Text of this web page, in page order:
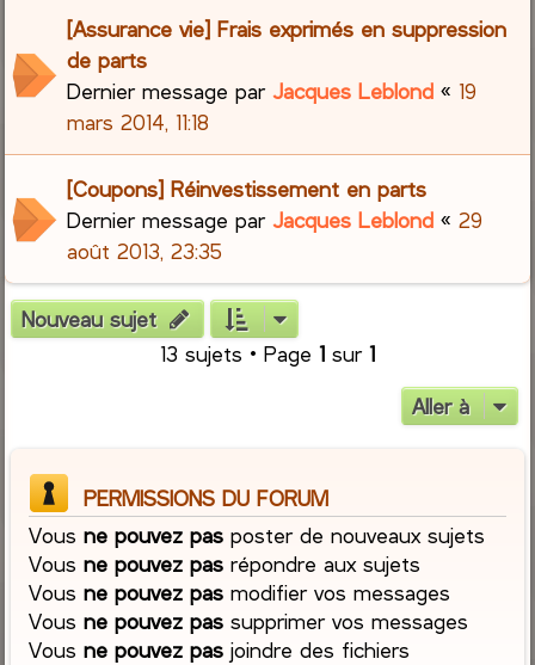
[Assurance vie] Frais exprimés en suppression
de parts
Dernier message parJacques Leblond « 19
mars 2014, 11:18
[Coupons] Réinvestissement en parts
Dernier message parJacques Leblond «29
août 2013, 23:35
Nouveau sujet
13 sujets • Page 1 sur 1
Aller à
PERMISSIONS DU FORUM
Vousne pouvez pas poster de nouveaux sujets
Vousne pouvez pas répondre aux sujets
Vousne pouvez pas modifier vos messages
Vousne pouvez pas supprimer vos messages
Vousne pouvez pas joindre des fichiers